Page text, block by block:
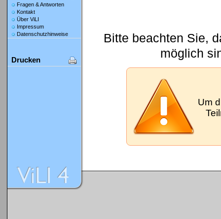
Fragen & Antworten
Kontakt
Über ViLI
Impressum
Datenschutzhinweise
Drucken
Bitte beachten Sie,
möglich
Um